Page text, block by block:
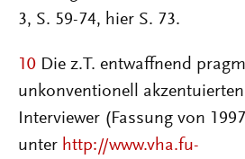
3, S. 59-74, hier S. 73.
10 Die z.T. entwaffnend
unkonventionell
Interviewer (Fassung von
unter http://www.vha.fu-